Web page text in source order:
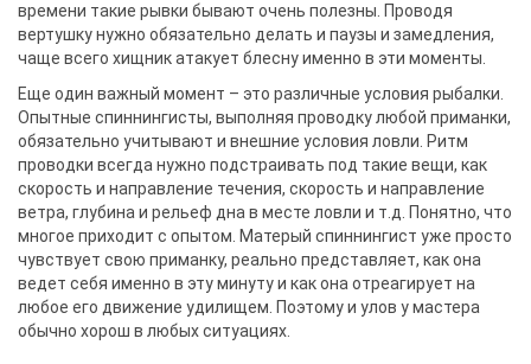
времени такие рывки бывают очень полезны. Проводя
вертушку нужно обязательно делать и паузы и замедления,
чаще всего хищник атакует блесну именно в эти моменты.
Еще один важный момент – это различные условия рыбалки.
Опытные спиннингисты, выполняя проводку любой приманки,
обязательно учитывают и внешние условия ловли. Ритм
проводки всегда нужно подстраивать под такие вещи, как
скорость и направление течения, скорость и направление
ветра, глубина и рельеф дна в месте ловли и т.д. Понятно, что
многое приходит с опытом. Матерый спиннингист уже просто
чувствует свою приманку, реально представляет, как она
ведет себя именно в эту минуту и как она отреагирует на
любое его движение удилищем. Поэтому и улов у мастера
обычно хорош в любых ситуациях.